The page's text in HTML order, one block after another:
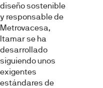
diseño sostenible
y responsable de
Metrovacesa,
Itamar se ha
desarrollado
siguiendo unos
exigentes
estándares de